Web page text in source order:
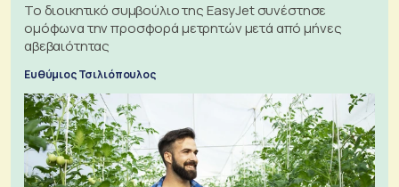
Το διοικητικό συμβούλιο της EasyJet συνέστησε
ομόφωνα την προσφορά μετρητών μετά από μήνες
αβεβαιότητας
Ευθύμιος Τσιλιόπουλος